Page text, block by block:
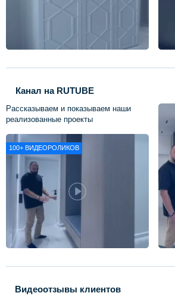
Канал на RUTUBE
Рассказываем и показываем наши
реализованные проекты
100+ ВИДЕОРОЛИКОВ
Видеоотзывы клиентов